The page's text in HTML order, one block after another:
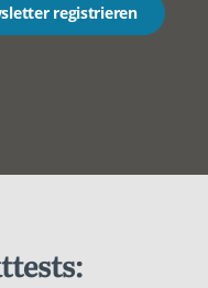
registrieren